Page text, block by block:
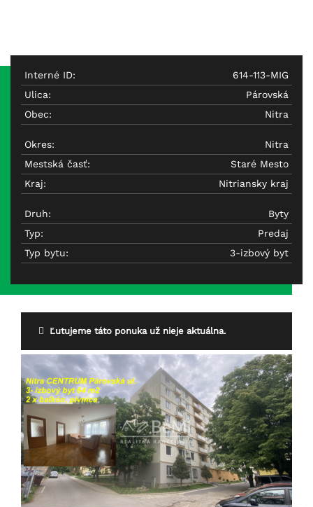
Interné ID:
614-113-MIG
Ulica:
Párovská
Obec:
Nitra
Okres:
Nitra
Mestská časť:
Staré Mesto
Kraj:
Nitriansky kraj
Druh:
Byty
Typ:
Predaj
Typ bytu:
3-izbový byt
Ľutujeme táto ponuka už nieje aktuálna.